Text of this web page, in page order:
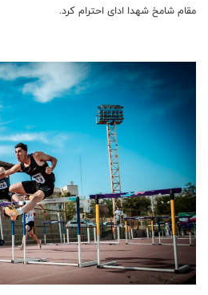
مقام شامخ شهدا ادای احترام کرد.